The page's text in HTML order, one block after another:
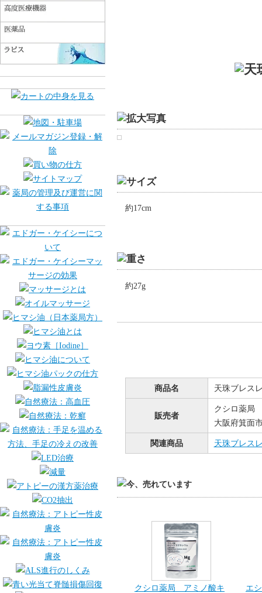
約17cm
約27g
商品名 天珠ブレス
販売者
クシロ薬局
大阪府箕面
関連商品 天珠ブレス
クシロ薬局 アミノ酸キ
エ